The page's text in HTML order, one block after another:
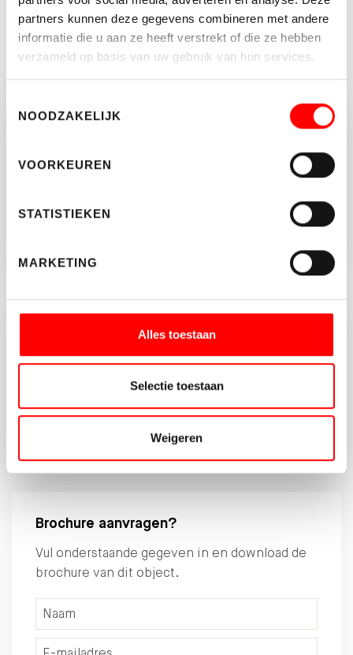
partners kunnen deze gegevens combineren met andere
informatie die u aan ze heeft verstrekt of die ze hebben
verzameld op basis van uw gebruik van hun services.
NOODZAKELIJK
VOORKEUREN
STATISTIEKEN
MARKETING
Alles toestaan
Selectie toestaan
Weigeren
CONTACT MET MIJ OP TE NEMEN OVER DEZE WONING.
Neem vrijblijvend contact op met Rutger
030-2313035
Jouw hypotheekadviseur
Reinier Bruin geeft onafhankelijk
hypotheekadvies.
030-6775800
DEMEERN870@HYPOTHEEKSHOP.NL
Brochure aanvragen?
Vul onderstaande gegeven in en download de
brochure van dit object.